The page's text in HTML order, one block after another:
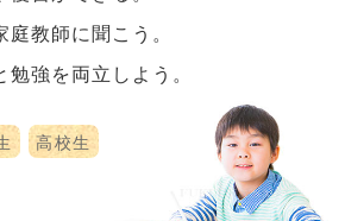
教師に聞こう。
強を両立しよう。
高校生